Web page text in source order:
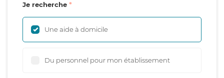
Je recherche
Une aide à domicile
Du personnel pour mon établissement